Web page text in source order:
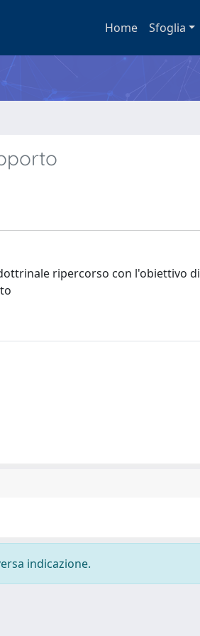
Home Sfoglia
ripercorso con l'obiettivo di
indicazione.